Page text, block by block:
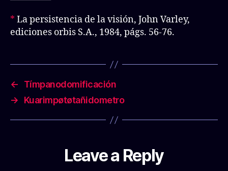
* La persistencia de la visión, John Varley,
ediciones orbis S.A., 1984, págs. 56-76.
←
Tímpanodomificación
→
Kuarimpøtøtañidometro
Leave a Reply